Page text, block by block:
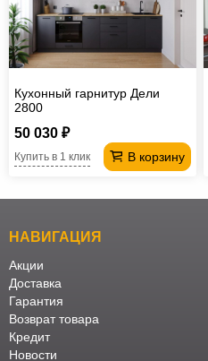
Кухонный гарнитур Дели
2800
50 030 ₽
В корзину
Купить в 1 клик
НАВИГАЦИЯ
Акции
Доставка
Гарантия
Возврат товара
Кредит
Новости